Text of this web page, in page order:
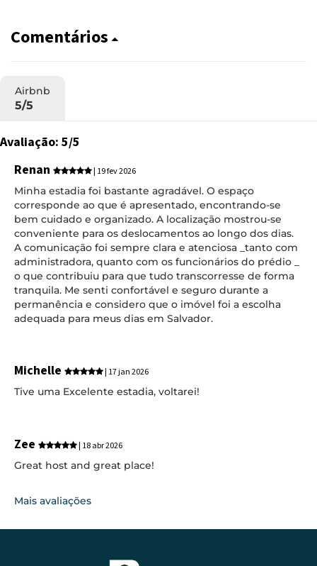
Comentários
Airbnb
5/5
Avaliação: 5/5
Renan
| 19 fev 2026
Minha estadia foi bastante agradável. O espaço
corresponde ao que é apresentado, encontrando-se
bem cuidado e organizado. A localização mostrou-se
conveniente para os deslocamentos ao longo dos dias.
A comunicação foi sempre clara e atenciosa _tanto com
administradora, quanto com os funcionários do prédio _
o que contribuiu para que tudo transcorresse de forma
tranquila. Me senti confortável e seguro durante a
permanência e considero que o imóvel foi a escolha
adequada para meus dias em Salvador.
Michelle | 17 jan 2026
Tive uma Excelente estadia, voltarei!
Zee | 18 abr 2026
Great host and great place!
Mais avaliações